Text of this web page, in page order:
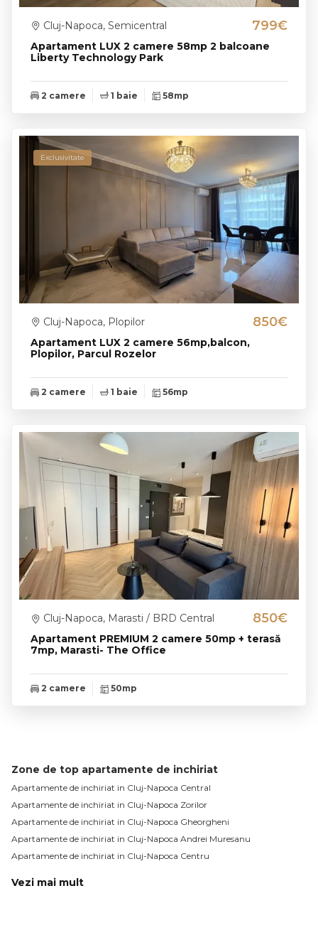
Apartament LUX 2 camere 58mp 2 balcoane
Liberty Technology Park
Cluj-Napoca, Semicentral 799€
2 camere 1 baie 58mp
Exclusivitate
Apartament LUX 2 camere 56mp,balcon,
Plopilor, Parcul Rozelor
Cluj-Napoca, Plopilor 850€
2 camere 1 baie 56mp
Apartament PREMIUM 2 camere 50mp + terasă
7mp, Marasti- The Office
Cluj-Napoca, Marasti / BRD Central 850€
2 camere 50mp
Zone de top apartamente de inchiriat
Apartamente de inchiriat in Cluj-Napoca Central
Apartamente de inchiriat in Cluj-Napoca Zorilor
Apartamente de inchiriat in Cluj-Napoca Gheorgheni
Apartamente de inchiriat in Cluj-Napoca Andrei Muresanu
Apartamente de inchiriat in Cluj-Napoca Centru
Vezi mai mult